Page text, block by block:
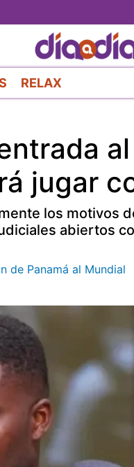
al
RELAX
jugar
los motivos
abiertos
de Panamá al Mundial